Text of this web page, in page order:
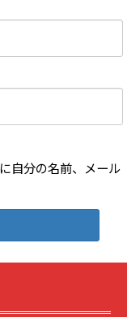
自分の名前、メール